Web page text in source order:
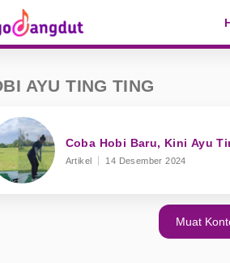
AYU TING TING
Coba Hobi Baru, Kini Ayu
Artikel 14 Desember 2024
Muat